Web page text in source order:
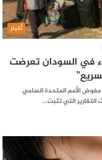
أخبار
في السودان تعرضت
الأمم المتحدة السامي
التقارير التي تثبت…